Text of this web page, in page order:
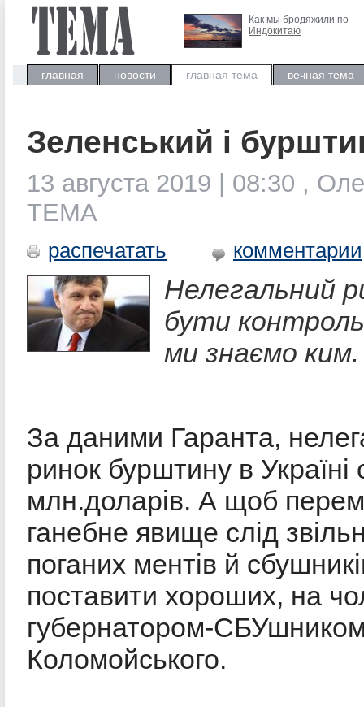
Как мы бродяжили по
Индокитаю
главная новости главная тема вечная тема
Зеленський і
13 августа 2019 | 08:30 ,
ТЕМА
распечатать комментарии
Нелегальний
бути
ми знаємо ким.
За даними Гаранта,
ринок бурштину в Україні
млн.доларів. А щоб
ганебне явище слід
поганих ментів й
поставити хороших, на
губернатором-
Коломойського.